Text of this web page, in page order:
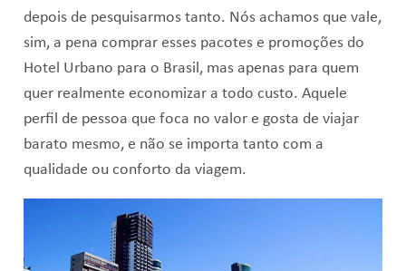
depois de pesquisarmos tanto. Nós achamos que vale,
sim, a pena comprar esses pacotes e promoções do
Hotel Urbano para o Brasil, mas apenas para quem
quer realmente economizar a todo custo. Aquele
perfil de pessoa que foca no valor e gosta de viajar
barato mesmo, e não se importa tanto com a
qualidade ou conforto da viagem.